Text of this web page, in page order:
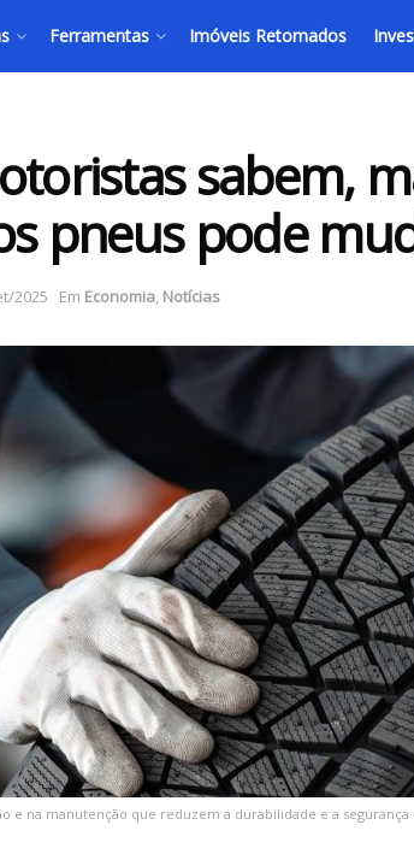
Ferramentas Imóveis Retomados
sabem,
pneus pode
2025 Em Economia, Notícias
e na manutenção que reduzem a durabilidade e a